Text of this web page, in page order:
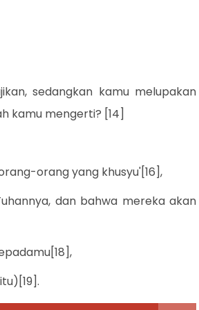
sedangkan kamu melupakan
kamu mengerti? [14]
orang yang khusyu'[16],
dan bahwa mereka akan